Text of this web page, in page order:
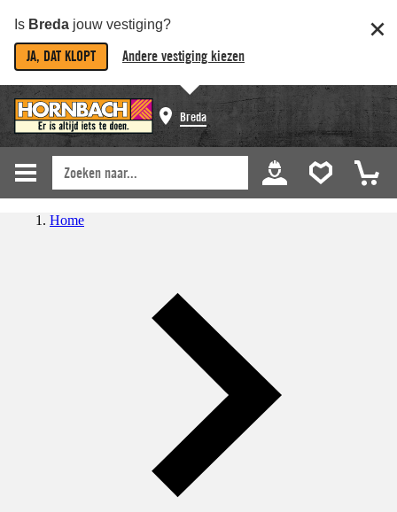
Is Breda jouw vestiging?
JA, DAT KLOPT Andere vestiging kiezen
Breda
Home